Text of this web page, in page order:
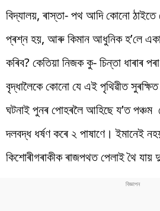
বিদ্যালয়, ৰাস্তা- পথ আদি কোনো ঠাইতে
প্ৰশ্ন হয়, আৰু কিমান আধুনিক হ’লে
কৰিব? কেতিয়া নিজক কু- চিন্তা ধাৰাৰ
বৃদ্ধালৈকে কোনো যে এই পৃথিৱীত
ঘটনাই পুনৰ পোহৰলৈ আহিছে য’ত পঞ্চম
দলবদ্ধ ধৰ্ষণ কৰে ২ পাষাণে। ইমানেই
কিশোৰীগৰাকীক ৰাজপথত পেলাই থৈ যায়